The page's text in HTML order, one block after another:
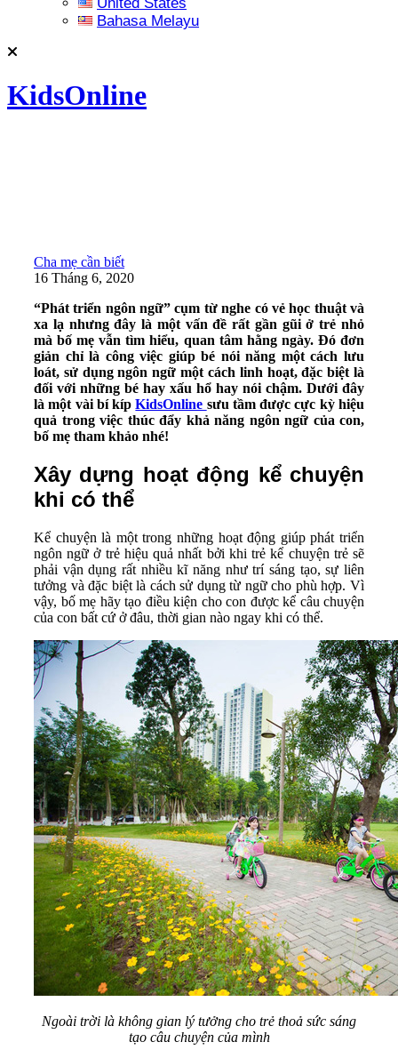
Bahasa Melayu
KidsOnline
Cha mẹ cần biết
16 Tháng 6, 2020
“Phát triển ngôn ngữ” cụm từ nghe có vẻ học thuật và
xa lạ nhưng đây là một vấn đề rất gần gũi ở trẻ nhỏ
mà bố mẹ vẫn tìm hiểu, quan tâm hằng ngày. Đó đơn
giản chỉ là công việc giúp bé nói năng một cách lưu
loát, sử dụng ngôn ngữ một cách linh hoạt, đặc biệt là
đối với những bé hay xấu hổ hay nói chậm. Dưới đây
là một vài bí kípKidsOnline sưu tầm được cực kỳ hiệu
quả trong việc thúc đẩy khả năng ngôn ngữ của con,
bố mẹ tham khảo nhé!
Xây dựng hoạt động kể chuyện
khi có thể
Kể chuyện là một trong những hoạt động giúp phát triển
ngôn ngữ ở trẻ hiệu quả nhất bởi khi trẻ kể chuyện trẻ sẽ
phải vận dụng rất nhiều kĩ năng như trí sáng tạo, sự liên
tưởng và đặc biệt là cách sử dụng từ ngữ cho phù hợp. Vì
vậy, bố mẹ hãy tạo điều kiện cho con được kể câu chuyện
của con bất cứ ở đâu, thời gian nào ngay khi có thể.
Ngoài trời là không gian lý tưởng cho trẻ thoả sức sáng
tạo câu chuyện của mình